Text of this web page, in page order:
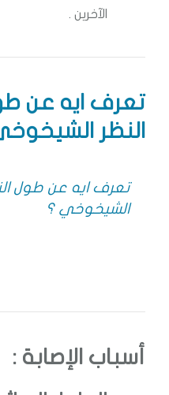
الآخرين .
تعرف ايه عن
النظر الشيخوخى
تعرف ايه عن طول
الشيخوخي ؟
أسباب الإصابة :